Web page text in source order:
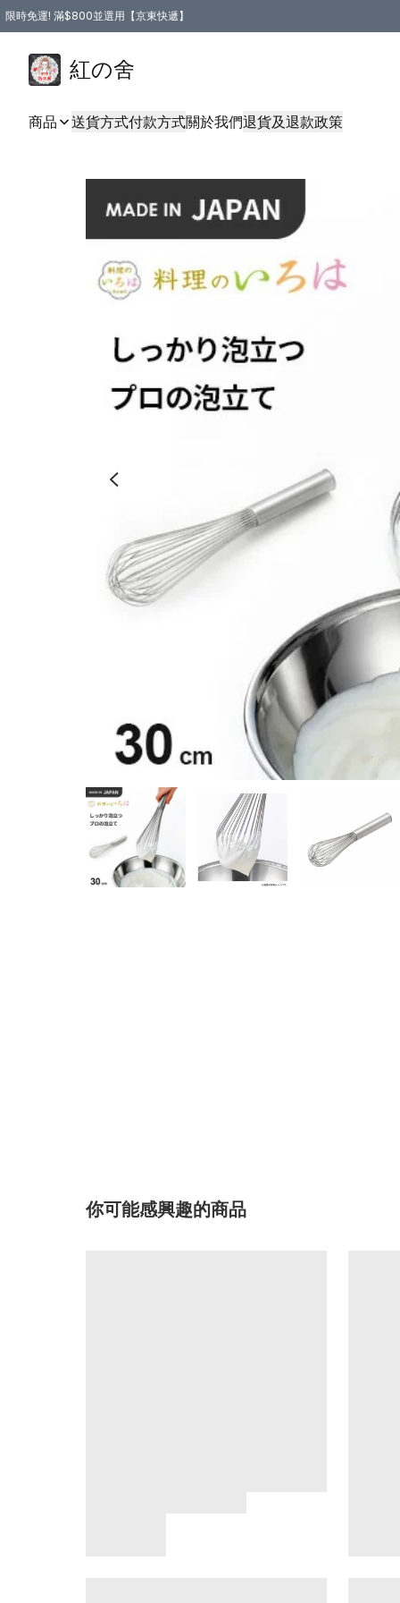
限時免運! 滿$800並選用【京東快遞】
紅の舍
商品 送貨方式付款方式關於我們退貨及退款政策
你可能感興趣的商品